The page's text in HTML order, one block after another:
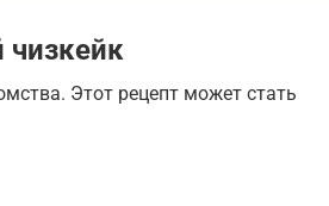
Этот рецепт может стать